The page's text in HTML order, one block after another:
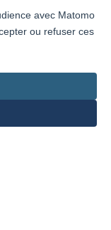
– Names
– Names
Z – Names
avec Matomo
ou refuser ces